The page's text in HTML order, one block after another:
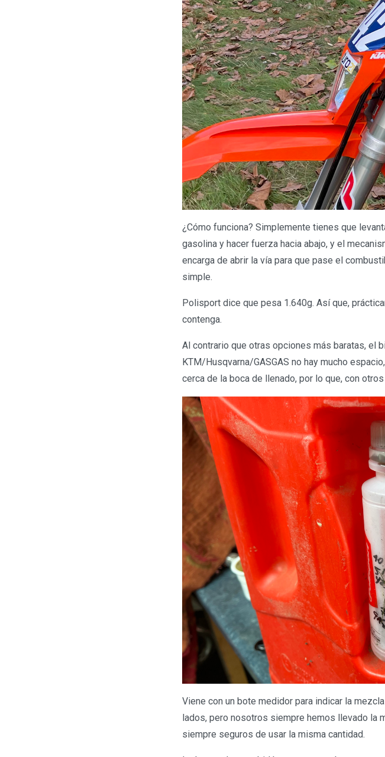
¿Cómo funciona? Simplemente tienes que
gasolina y hacer fuerza hacia abajo, y el
encarga de abrir la vía para que pase el
simple.
Polisport dice que pesa 1.640g. Así que,
contenga.
Al contrario que otras opciones más baratas, el
KTM/Husqvarna/GASGAS no hay mucho
cerca de la boca de llenado, por lo que, con
Viene con un bote medidor para indicar la
lados, pero nosotros siempre hemos llevado la
siempre seguros de usar la misma cantidad.